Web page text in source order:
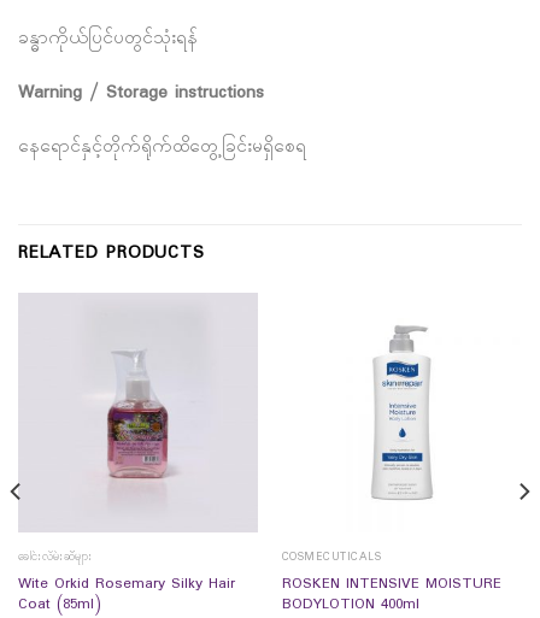
ခန္ဓာကိုယ်ပြင်ပတွင်သုံးရန်
Warning / Storage instructions
နေရောင်နှင့်တိုက်ရိုက်ထိတွေ့ခြင်းမရှိစေရ
RELATED PRODUCTS
ခေါင်းလိမ်းဆီများ
Wite Orkid Rosemary Silky Hair
Coat (85ml)
COSMECUTICALS
ROSKEN INTENSIVE MOISTURE
BODYLOTION 400ml